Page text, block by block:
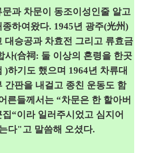
과 차문이 동조이성인줄 알고
종하여 왔다. 1945년 광주(光州)
대승공과 차효전 그리고 류효금
사(合祠: 둘 이상의 혼령을 한곳
)하기도 했으며 1964년 차류대
간판을 내걸고 종친 운동도 함
른들께서는 “차문은 한 할아버
“이라 일러주시었고 심지어
다"고 말씀해 오셨다.